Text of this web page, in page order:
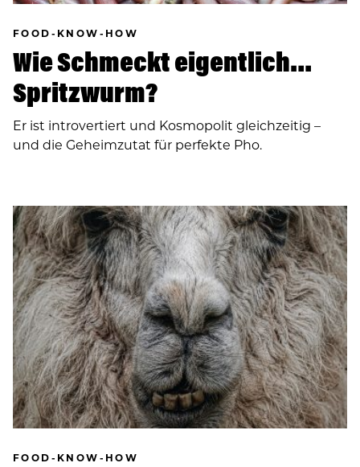
FOOD-KNOW-HOW
Wie Schmeckt eigentlich…
Spritzwurm?
Er ist introvertiert und Kosmopolit gleichzeitig –
und die Geheimzutat für perfekte Pho.
FOOD-KNOW-HOW